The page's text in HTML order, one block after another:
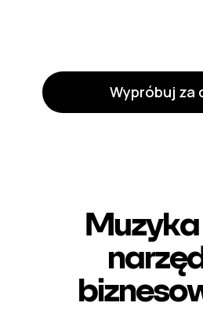
Wypróbuj za